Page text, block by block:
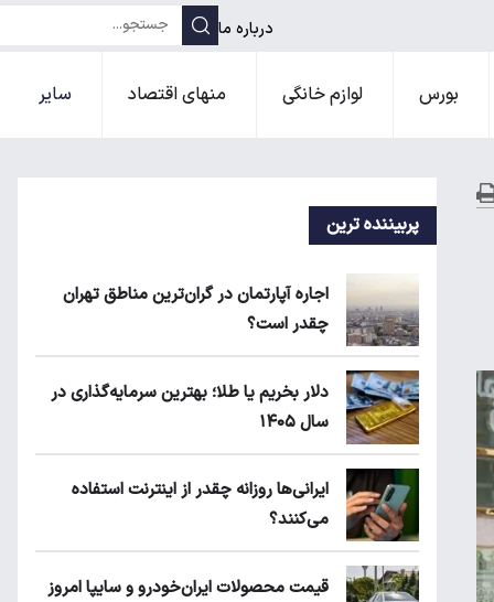
درباره ما
بورس لوازم خانگی منهای اقتصاد سایر
پربیننده ترین
اجاره آپارتمان در گران‌ترین مناطق تهران
چقدر است؟
دلار بخریم یا طلا؛ بهترین سرمایه‌گذاری در
سال ۱۴۰۵
ایرانی‌ها روزانه چقدر از اینترنت استفاده
می‌کنند؟
قیمت محصولات ایران‌خودرو و سایپا امروز